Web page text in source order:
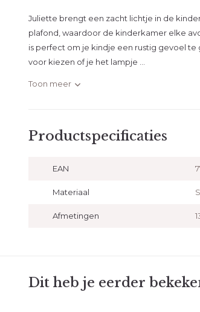
Juliette brengt een zacht lichtje in de
plafond, waardoor de kinderkamer elke
is perfect om je kindje een rustig gevoel te
voor kiezen of je het lampje ...
Toon meer
Productspecificaties
EAN
Materiaal
Afmetingen
Dit heb je eerder